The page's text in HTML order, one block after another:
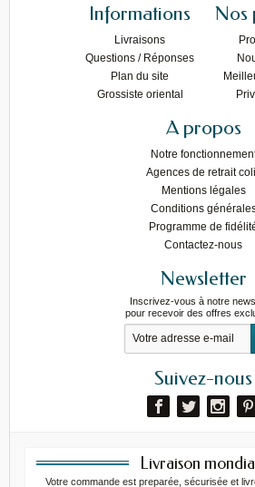
Informations
Livraisons
Questions / Réponses
Plan du site
Grossiste oriental
Nos
A propos
Notre
Agences de retrait
Mentions légales
Conditions
Programme de
Contactez-nous
Newsletter
Inscrivez-vous à notre
pour recevoir des offres
Suivez-nous
Livraison
Votre commande est preparée, sécurisée et